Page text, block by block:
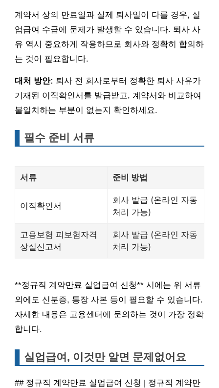
계약서 상의 만료일과 실제 퇴사일이 다를 경우, 실
업급여 수급에 문제가 발생할 수 있습니다. 퇴사 사
유 역시 중요하게 작용하므로 회사와 정확히 합의하
는 것이 필요합니다.
대처 방안: 퇴사 전 회사로부터 정확한 퇴사 사유가
기재된 이직확인서를 발급받고, 계약서와 비교하여
불일치하는 부분이 없는지 확인하세요.
필수 준비 서류
서류 준비 방법
이직확인서
회사 발급 (온라인 자동
처리 가능)
고용보험 피보험자격
상실신고서
회사 발급 (온라인 자동
처리 가능)
**정규직 계약만료 실업급여 신청** 시에는 위 서류
외에도 신분증, 통장 사본 등이 필요할 수 있습니다.
자세한 내용은 고용센터에 문의하는 것이 가장 정확
합니다.
실업급여, 이것만 알면 문제없어요
## 정규직 계약만료 실업급여 신청 | 정규직 계약만